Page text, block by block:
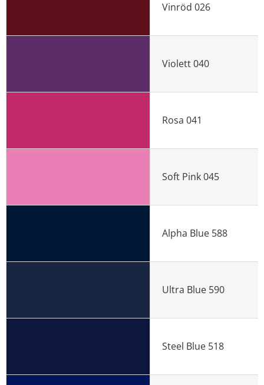
Vinröd 026
Violett 040
Rosa 041
Soft Pink 045
Alpha Blue 588
Ultra Blue 590
Steel Blue 518